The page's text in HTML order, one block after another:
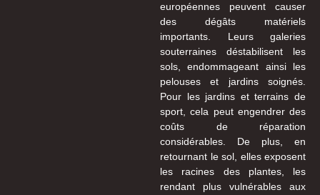
européennes peuvent causer
des dégâts matériels
importants. Leurs galeries
souterraines déstabilisent les
sols, endommageant ainsi les
pelouses et jardins soignés.
Pour les jardins et terrains de
sport, cela peut engendrer des
coûts de réparation
considérables. De plus, en
retournant le sol, elles exposent
les racines des plantes, les
rendant plus vulnérables aux